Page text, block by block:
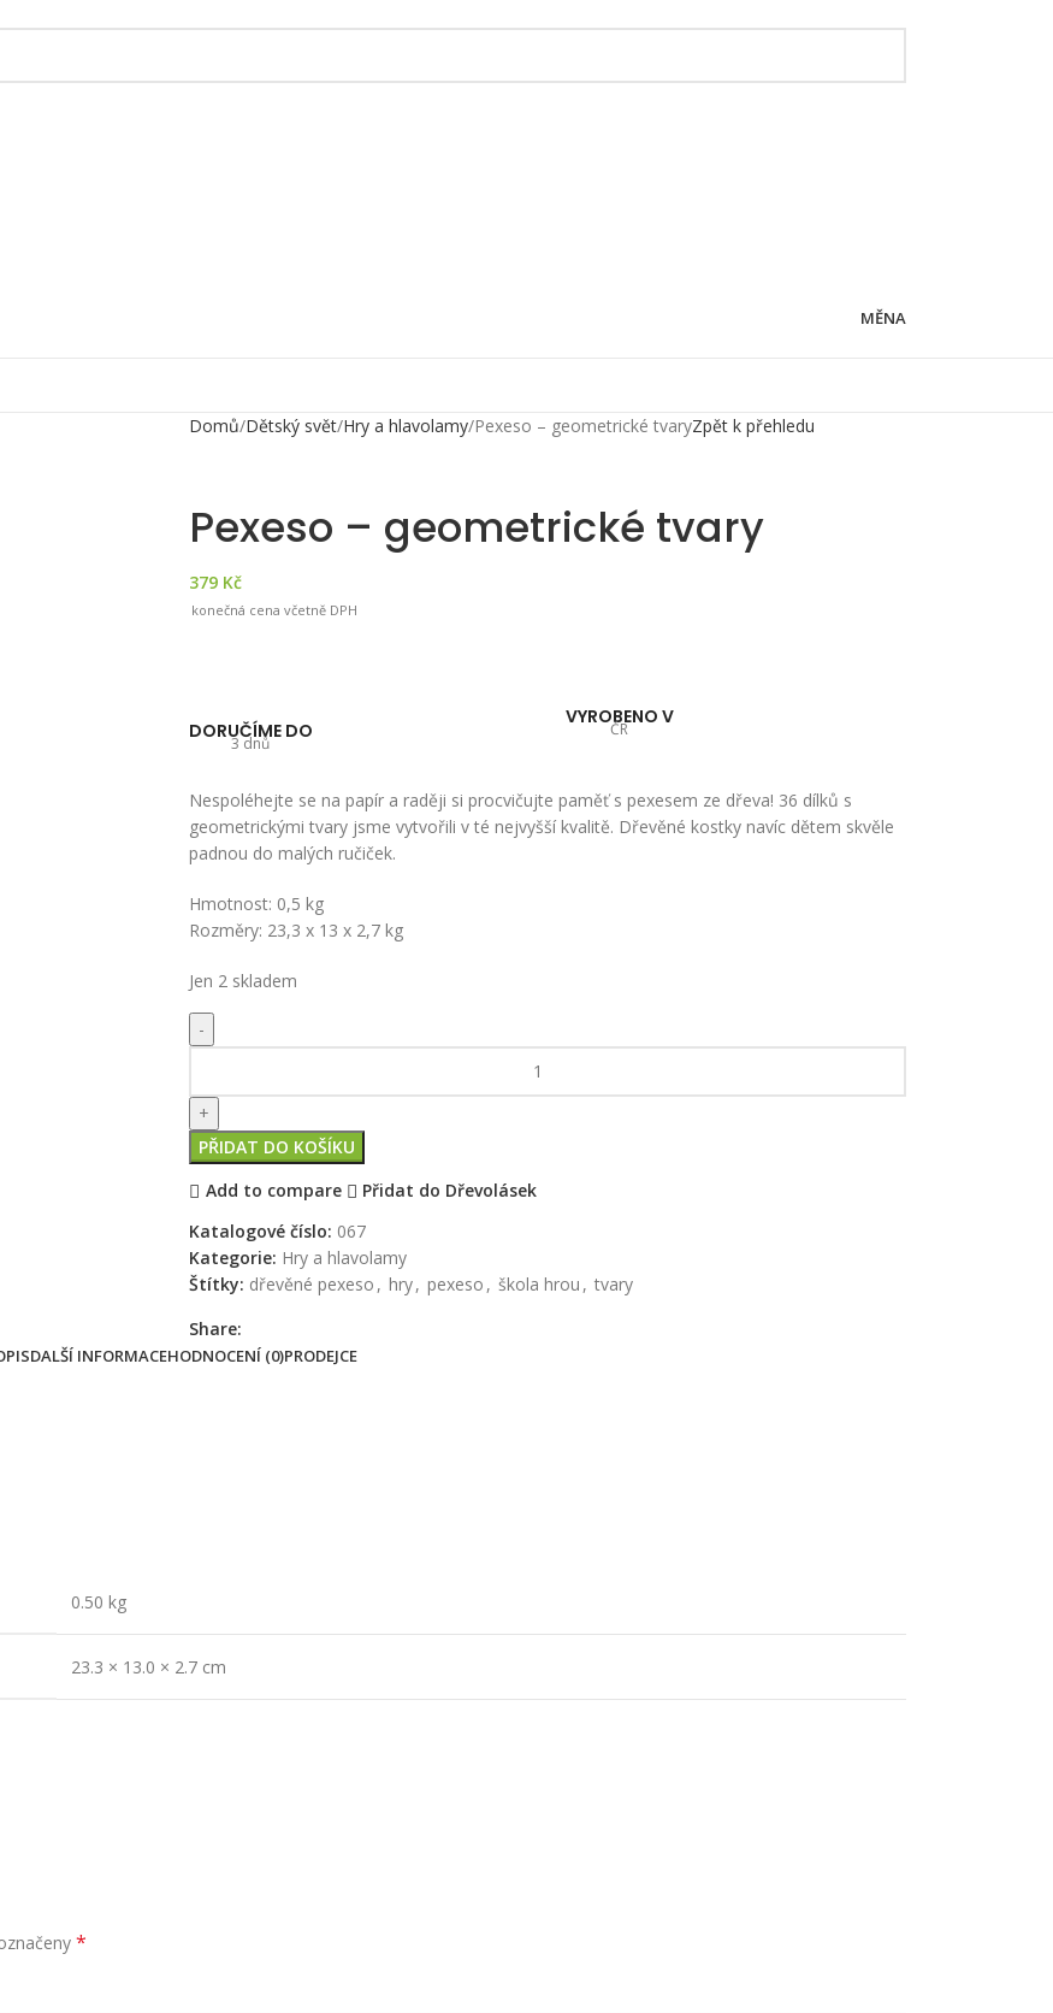
MĚNA
Domů Dětský svět Hry a hlavolamy Pexeso – geometrické tvaryZpět k přehledu
Pexeso – geometrické tvary
379 Kč
konečná cena včetně DPH
DORUČÍME DO
3 dnů
VYROBENO V
ČR
Nespoléhejte se na papír a raději si procvičujte paměť s pexesem ze dřeva! 36 dílků s
geometrickými tvary jsme vytvořili v té nejvyšší kvalitě. Dřevěné kostky navíc dětem skvěle
padnou do malých ručiček.
Hmotnost: 0,5 kg
Rozměry: 23,3 x 13 x 2,7 kg
Jen 2 skladem
PŘIDAT DO KOŠÍKU
Add to compare
Přidat do Dřevolásek
Katalogové číslo: 067
Kategorie: Hry a hlavolamy
Štítky: dřevěné pexeso , hry, pexeso , škola hrou , tvary
Share:
DALŠÍ INFORMACEHODNOCENÍ (0)PRODEJCE
0.50 kg
23.3 × 13.0 × 2.7 cm
*